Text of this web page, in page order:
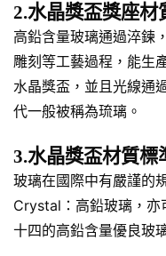
2.水晶獎盃獎座材
高鉛含量玻璃通過淬鍊
雕刻等工藝過程，能生
水晶獎盃，並且光線通
代一般被稱為琉璃。
3.水晶獎盃材質標
玻璃在國際中有嚴謹的
Crystal：高鉛玻璃，亦
十四的高鉛含量優良玻